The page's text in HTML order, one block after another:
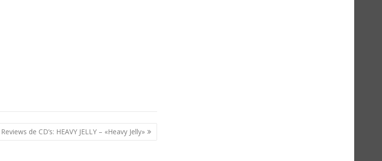
Reviews de CD’s: HEAVY JELLY – «Heavy Jelly»